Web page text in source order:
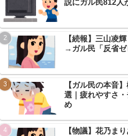
【悲報】ベストクレカ選手権開催
の末にまさかの結論ｗｗｗ
【まとめ】剣道だと激弱なのに真剣
がVIP民の質問に本気回答ｗｗｗ NEW!
【放送事故】 昔のドラマのレ◯プシ
る・・・ NEW!
【悲報】NGT48板民、新曲発表の日
大事な日だろ」ｗ NEW!
Powered by livedoor 相互RSS
説にガル民812人
【続報】三山凌
→ガル民「反省ゼ
【ガル民の本音
選｜疲れやすさ
め
【物議】花乃ま